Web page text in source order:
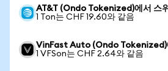
AT&T (Ondo Tokenized)에서 스
1 Ton는 CHF 19.60와 같음
VinFast Auto (Ondo Tokenized)
1 VFSon는 CHF 2.64와 같음